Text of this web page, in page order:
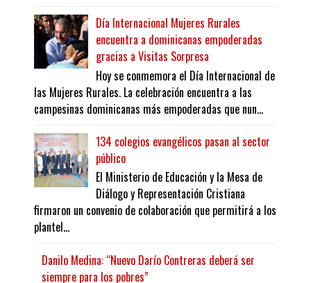
Día Internacional Mujeres Rurales
encuentra a dominicanas empoderadas
gracias a Visitas Sorpresa
Hoy se conmemora el Día Internacional de
las Mujeres Rurales. La celebración encuentra a las
campesinas dominicanas más empoderadas que nun...
134 colegios evangélicos pasan al sector
público
El Ministerio de Educación y la Mesa de
Diálogo y Representación Cristiana
firmaron un convenio de colaboración que permitirá a los
plantel...
Danilo Medina: “Nuevo Darío Contreras deberá ser
siempre para los pobres”